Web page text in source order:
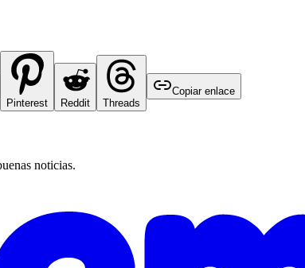
Pinterest
Reddit Threads
Copiar enlace
noticias.